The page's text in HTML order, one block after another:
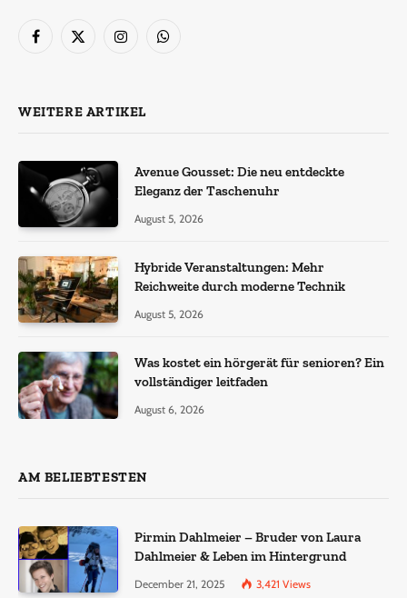
Facebook
X
InstagramWhatsApp
WEITERE ARTIKEL
Avenue Gousset: Die neu entdeckte
Eleganz der Taschenuhr
August 5, 2026
Hybride Veranstaltungen: Mehr
Reichweite durch moderne Technik
August 5, 2026
Was kostet ein hörgerät für senioren? Ein
vollständiger leitfaden
August 6, 2026
AM BELIEBTESTEN
Pirmin Dahlmeier – Bruder von Laura
Dahlmeier & Leben im Hintergrund
December 21, 2025 3,421 Views